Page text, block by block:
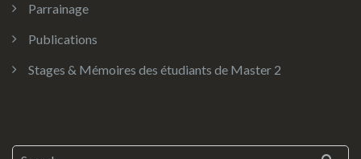
Parrainage
Publications
Stages & Mémoires des étudiants de Master 2